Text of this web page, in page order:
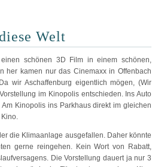
Welt
schönen 3D Film in einem schönen,
her kamen nur das Cinemaxx in Offenbach
wir Aschaffenburg eigentlich mögen, (Wir
im Kinopolis entschieden. Ins Auto
Kinopolis ins Parkhaus direkt im gleichen
Kino.
die Klimaanlage ausgefallen. Daher könnte
gerne reingehen. Kein Wort von Rabatt,
Die Vorstellung dauert ja nur 3